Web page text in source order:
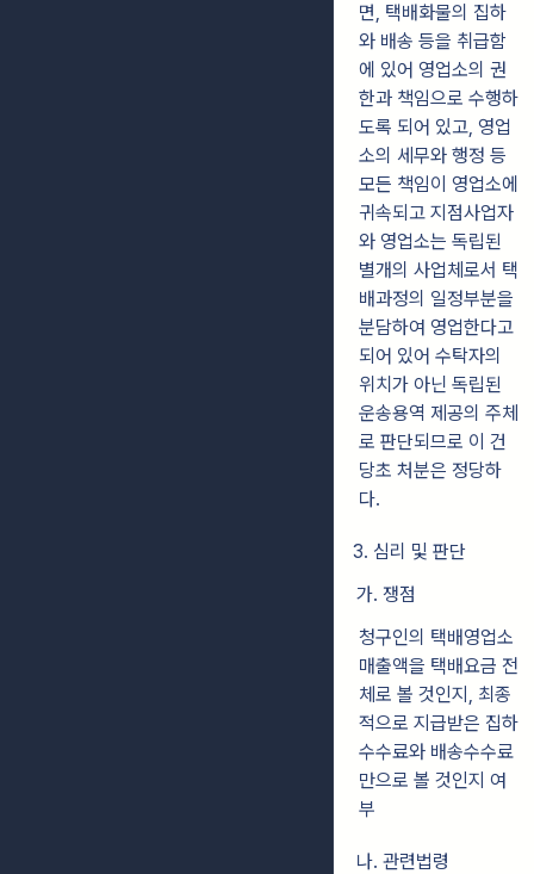
면, 택배화물의 집하
와 배송 등을 취급함
에 있어 영업소의 권
한과 책임으로 수행하
도록 되어 있고, 영업
소의 세무와 행정 등
모든 책임이 영업소에
귀속되고 지점사업자
와 영업소는 독립된
별개의 사업체로서 택
배과정의 일정부분을
분담하여 영업한다고
되어 있어 수탁자의
위치가 아닌 독립된
운송용역 제공의 주체
로 판단되므로 이 건
당초 처분은 정당하
다.
3. 심리 및 판단
가. 쟁점
청구인의 택배영업소
매출액을 택배요금 전
체로 볼 것인지, 최종
적으로 지급받은 집하
수수료와 배송수수료
만으로 볼 것인지 여
부
나. 관련법령